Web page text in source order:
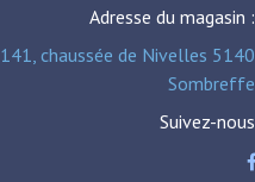
Adresse du magasin :
141, chaussée de Nivelles 5140
Sombreffe
Suivez-nous